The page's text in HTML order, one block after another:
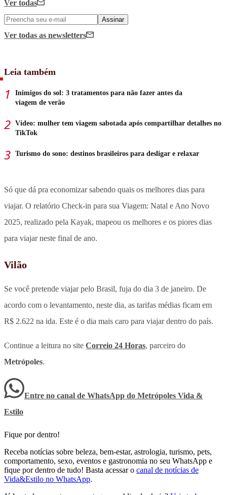
Ver todas
Assinar
Ver todas as newsletters
Leia também
Inimigos do sol: 3 tratamentos para não fazer antes da
viagem de verão
Vídeo: mulher tem viagem sabotada após compartilhar detalhes no
TikTok
Turismo do sono: destinos brasileiros para desligar e relaxar
Só que dá pra economizar sabendo quais os melhores dias para
viajar. O relatório Check-in para sua Viagem: Natal e Ano Novo
2025, realizado pela Kayak, mapeou os melhores e os piores dias
para viajar neste final de ano.
Vilão
Se você pretende viajar pelo Brasil, fuja do dia 3 de janeiro. De
acordo com o levantamento, neste dia, as tarifas médias ficam em
R$ 2.622 na ida. Este é o dia mais caro para viajar dentro do país.
Continue a leitura no site Correio 24 Horas, parceiro do
Metrópoles.
Entre no canal de WhatsApp do Metrópoles Vida &
Estilo
Fique por dentro!
Receba notícias sobre beleza, bem-estar, astrologia, turismo, pets,
comportamento, sexo, eventos e gastronomia no seu WhatsApp e
fique por dentro de tudo! Basta acessar o canal de notícias de
Vida&Estilo no WhatsApp.